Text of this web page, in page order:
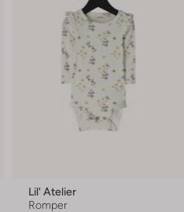
Lil' Atelier
Romper